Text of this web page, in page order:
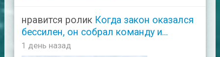
нравится ролик Когда закон оказался
бессилен, он собрал команду и...
1 день назад